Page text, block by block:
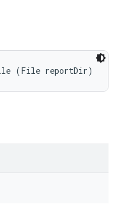
(File reportDir)